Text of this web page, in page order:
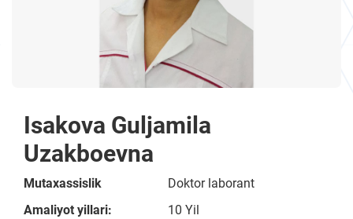
Isakova Guljamila
Uzakboevna
Mutaxassislik
Doktor laborant
Amaliyot yillari:
10 Yil